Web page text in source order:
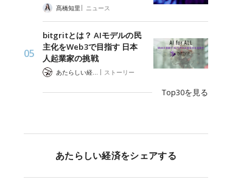
髙橋知里 | ニュース
bitgritとは？ AIモデルの民
主化をWeb3で目指す 日本
人起業家の挑戦
| ストーリー
Top30を見る
あたらしい経済をシェアする